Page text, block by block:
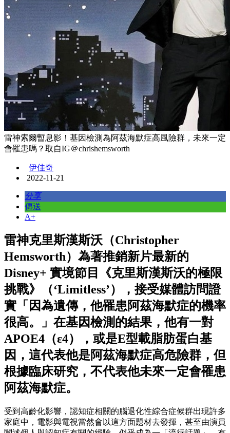
雷神索爾暫息影！基因檢測為阿茲海默症高風險群，未來一定
會罹患嗎？取自IG＠chrishemsworth
伊佳奇
2022-11-21
分享
傳送
A+
雷神克里斯漢斯沃（Christopher
Hemsworth）為著推銷新片最新的
Disney+ 實境節目《克里斯漢斯沃的極限
挑戰》（‘Limitless’），接受媒體訪問證
實「因為遺傳，他罹患阿茲海默症的機率
很高。」在基因檢測的結果，他有一對
APOE4（ε4），或是E型載脂肪蛋白基
因，這代表他是阿茲海默症高危險群，但
根據臨床研究，不代表他未來一定會罹患
阿茲海默症。
受到高齡化影響，認知症相關的腦退化性綜合症候群出現許多
家庭中，電影與電視當然會以這方面題材去發揮，甚至由演員